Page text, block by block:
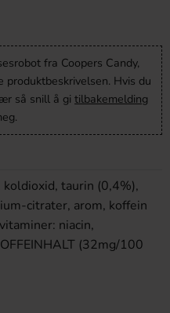
fra Coopers Candy,
produktbeskrivelsen. Hvis du
så snill å gi tilbakemelding
taurin (0,4%),
citrater, arom, koffein
niacin,
(32mg/100